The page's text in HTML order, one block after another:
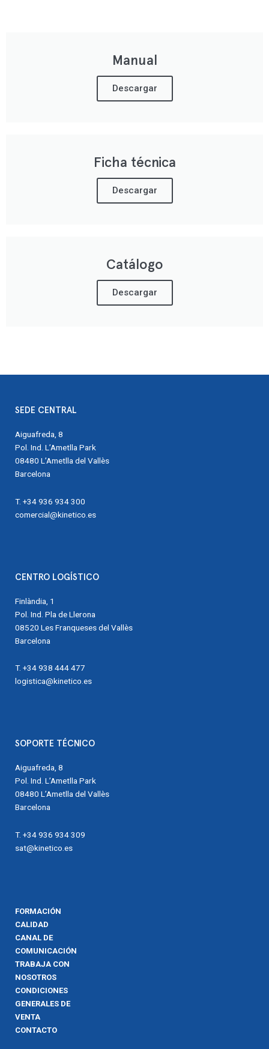
Manual
Descargar
Ficha técnica
Descargar
Catálogo
Descargar
SEDE CENTRAL
Aiguafreda, 8
Pol. Ind. L’Ametlla Park
08480 L’Ametlla del Vallès
Barcelona
T. +34 936 934 300
comercial@kinetico.es
CENTRO LOGÍSTICO
Finlàndia, 1
Pol. Ind. Pla de Llerona
08520 Les Franqueses del Vallès
Barcelona
T. +34 938 444 477
logistica@kinetico.es
SOPORTE TÉCNICO
Aiguafreda, 8
Pol. Ind. L’Ametlla Park
08480 L’Ametlla del Vallès
Barcelona
T. +34 936 934 309
sat@kinetico.es
FORMACIÓN
CALIDAD
CANAL DE
COMUNICACIÓN
TRABAJA CON
NOSOTROS
CONDICIONES
GENERALES DE
VENTA
CONTACTO